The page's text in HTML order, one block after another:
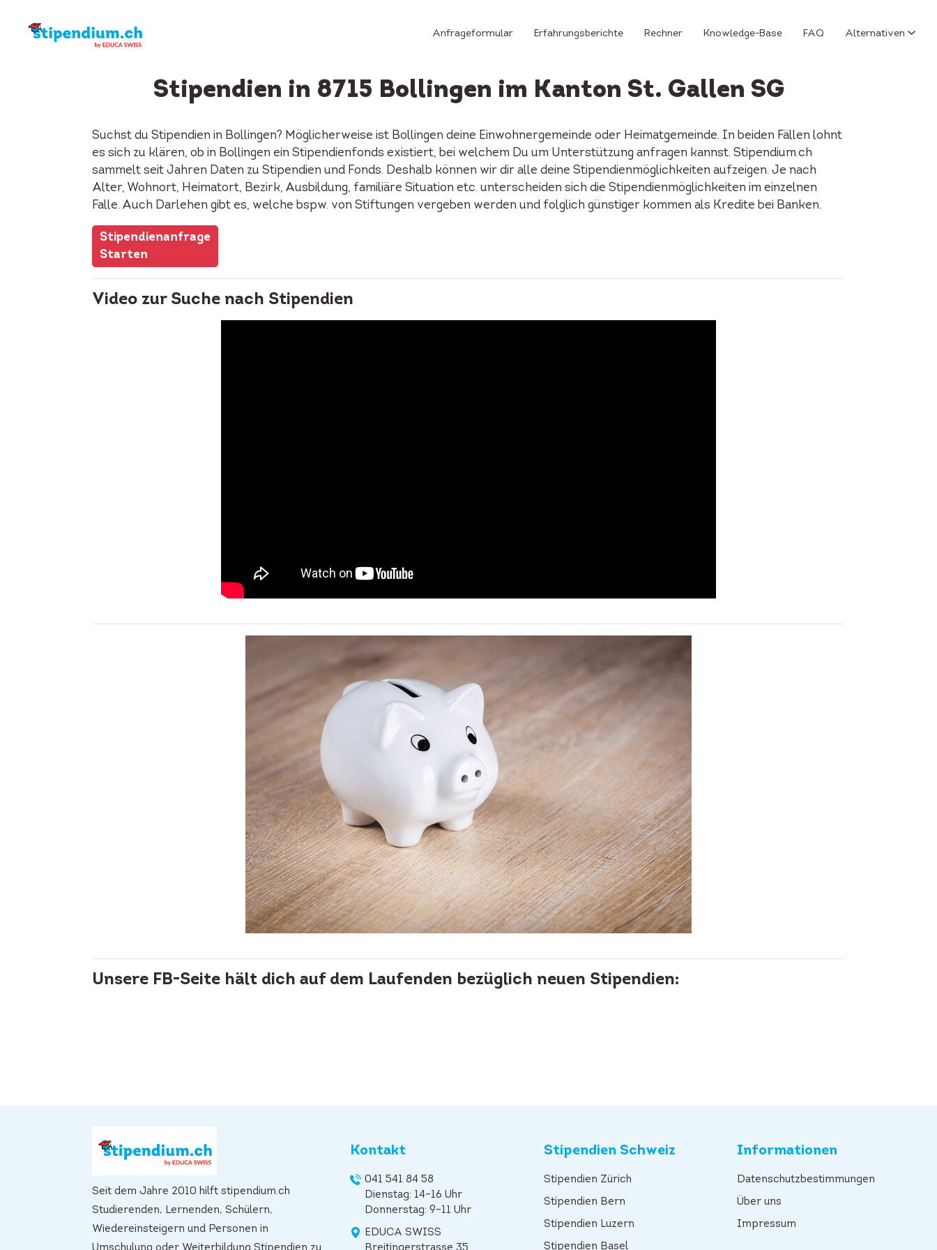
Anfrageformular Erfahrungsberichte Rechner Knowledge-Base FAQ Alternativen
Stipendien in 8715 Bollingen im Kanton St. Gallen SG
Suchst du Stipendien in Bollingen? Möglicherweise ist Bollingen deine Einwohnergemeinde oder Heimatgemeinde. In beiden Fällen lohnt
es sich zu klären, ob in Bollingen ein Stipendienfonds existiert, bei welchem Du um Unterstützung anfragen kannst. Stipendium.ch
sammelt seit Jahren Daten zu Stipendien und Fonds. Deshalb können wir dir alle deine Stipendienmöglichkeiten aufzeigen. Je nach
Alter, Wohnort, Heimatort, Bezirk, Ausbildung, familiäre Situation etc. unterscheiden sich die Stipendienmöglichkeiten im einzelnen
Falle. Auch Darlehen gibt es, welche bspw. von Stiftungen vergeben werden und folglich günstiger kommen als Kredite bei Banken.
Stipendienanfrage
Starten
Video zur Suche nach Stipendien
Unsere FB-Seite hält dich auf dem Laufenden bezüglich neuen Stipendien:
Seit dem Jahre 2010 hilft stipendium.ch
Studierenden, Lernenden, Schülern,
Wiedereinsteigern und Personen in
Kontakt
041 541 84 58
Dienstag: 14–16 Uhr
Donnerstag: 9–11 Uhr
EDUCA SWISS
Stipendien Schweiz
Stipendien Zürich
Stipendien Bern
Stipendien Luzern
Stipendien Basel
Informationen
Datenschutzbestimmungen
Über uns
Impressum